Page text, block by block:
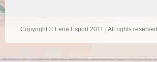
Copyright © Lena Esport 2011 | All rights reserved